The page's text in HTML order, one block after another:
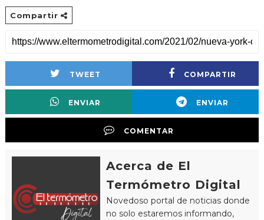
Compartir
TWEET COMPARTIR
ENVIAR ENVIAR
COMENTAR
Acerca de El
Termómetro Digital
Novedoso portal de noticias donde
no solo estaremos informando,